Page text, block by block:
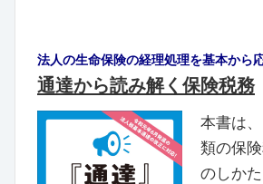
法人の生命保険の経理処理を基本から
通達から読み解く保険税務
本書は
類の保
のしか